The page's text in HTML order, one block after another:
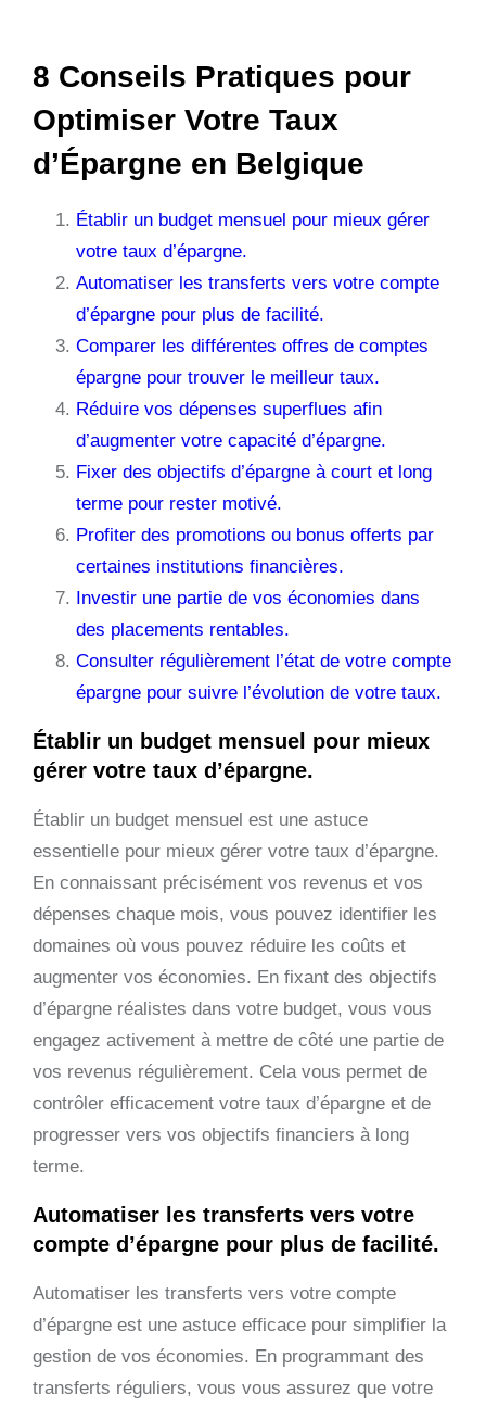
8 Conseils Pratiques pour
Optimiser Votre Taux
d’Épargne en Belgique
Établir un budget mensuel pour mieux gérer
votre taux d’épargne.
Automatiser les transferts vers votre compte
d’épargne pour plus de facilité.
Comparer les différentes offres de comptes
épargne pour trouver le meilleur taux.
Réduire vos dépenses superflues afin
d’augmenter votre capacité d’épargne.
Fixer des objectifs d’épargne à court et long
terme pour rester motivé.
Profiter des promotions ou bonus offerts par
certaines institutions financières.
Investir une partie de vos économies dans
des placements rentables.
Consulter régulièrement l’état de votre compte
épargne pour suivre l’évolution de votre taux.
Établir un budget mensuel pour mieux
gérer votre taux d’épargne.
Établir un budget mensuel est une astuce
essentielle pour mieux gérer votre taux d’épargne.
En connaissant précisément vos revenus et vos
dépenses chaque mois, vous pouvez identifier les
domaines où vous pouvez réduire les coûts et
augmenter vos économies. En fixant des objectifs
d’épargne réalistes dans votre budget, vous vous
engagez activement à mettre de côté une partie de
vos revenus régulièrement. Cela vous permet de
contrôler efficacement votre taux d’épargne et de
progresser vers vos objectifs financiers à long
terme.
Automatiser les transferts vers votre
compte d’épargne pour plus de facilité.
Automatiser les transferts vers votre compte
d’épargne est une astuce efficace pour simplifier la
gestion de vos économies. En programmant des
transferts réguliers, vous vous assurez que votre